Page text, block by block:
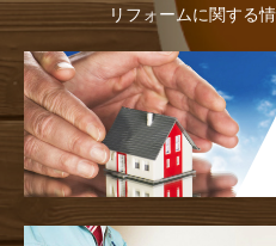
リフォームに関する